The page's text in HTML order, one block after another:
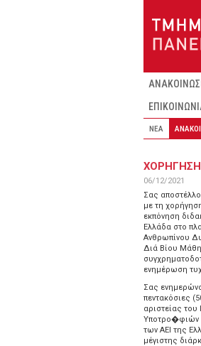
ΝΕΑ
06/12/2021
Σας
με τη
εκπόνηση
Ελλάδα στο
Ανθρωπίνου
Διά Βίου
ενημέρωση
Σας
πεντακόσιες
αριστείας
Υποτρο�φιών
των ΑΕΙ της
μέγιστης